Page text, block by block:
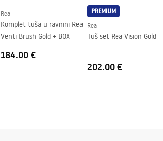
Rea
Komplet tuša u ravnini Rea
Venti Brush Gold + BOX
184.00 €
PREMIUM
Rea
Tuš set Rea Vision Gold
202.00 €